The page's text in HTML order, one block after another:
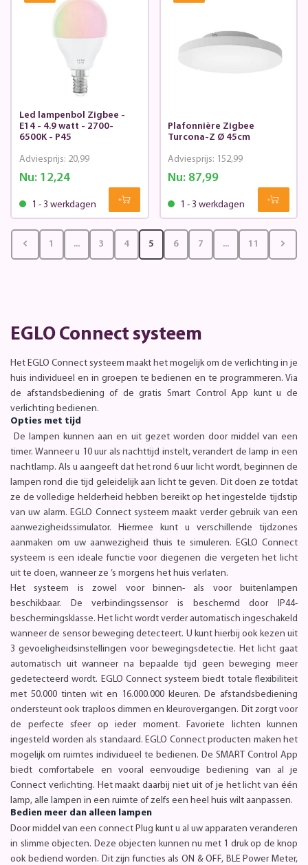
Led lampenbol Zigbee -
E14 - 4.9 watt - 2700-
6500K - P45
Nu:12,24
Adviesprijs: 20,99
1 - 3 werkdagen
Plafonnière Zigbee
Turcona-Z Ø 45cm
Nu: 87,99
Adviesprijs: 152,99
1 - 3 werkdagen
1 ... 3 4 5 6 7 ... 11
EGLO Connect systeem
Het EGLO Connect systeem maakt het mogelijk om de verlichting in je
huis individueel en in groepen te bedienen en te programmeren. Via
de afstandsbediening of de gratis Smart Control App kunt u de
verlichting bedienen.
Opties met tijd
De lampen kunnen aan en uit gezet worden door middel van een
timer. Wanneer u 10 uur als nachttijd instelt, verandert de lamp in een
nachtlamp. Als u aangeeft dat het rond 6 uur licht wordt, beginnen de
lampen rond die tijd geleidelijk aan licht te geven. Dit doen ze totdat
ze de volledige helderheid hebben bereikt op het ingestelde tijdstip
van uw alarm. EGLO Connect systeem maakt verder gebruik van een
aanwezigheidssimulator. Hiermee kunt u verschillende tijdzones
aanmaken om uw aanwezigheid thuis te simuleren. EGLO Connect
systeem is een ideale functie voor diegenen die vergeten het licht
uit te doen, wanneer ze ’s morgens het huis verlaten.
Het systeem is zowel voor binnen- als voor buitenlampen
beschikbaar. De verbindingssensor is beschermd door IP44-
beschermingsklasse. Het licht wordt verder automatisch ingeschakeld
wanneer de sensor beweging detecteert. U kunt hierbij ook kezen uit
3 gevoeligheidsinstellingen voor bewegingsdetectie. Het licht gaat
automatisch uit wanneer na bepaalde tijd geen beweging meer
gedetecteerd wordt. EGLO Connect systeem biedt totale flexibiliteit
met 50.000 tinten wit en 16.000.000 kleuren. De afstandsbediening
ondersteunt ook traploos dimmen en kleurovergangen. Dit zorgt voor
de perfecte sfeer op ieder moment. Favoriete lichten kunnen
ingesteld worden als standaard. EGLO Connect producten maken het
mogelijk om ruimtes individueel te bedienen. De SMART Control App
biedt comfortabele en vooral eenvoudige bediening van al je
Connect verlichting. Het maakt daarbij niet uit of je het licht van één
lamp, alle lampen in een ruimte of zelfs een heel huis wilt aanpassen.
Bedien meer dan alleen lampen
Door middel van een connect Plug kunt u al uw apparaten veranderen
in slimme objecten. Deze objecten kunnen nu met 1 druk op de knop
ook bediend worden. Dit zijn functies als ON & OFF, BLE Power Meter,